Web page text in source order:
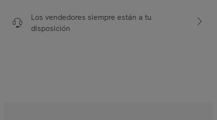
Los vendedores siempre están a tu
disposición